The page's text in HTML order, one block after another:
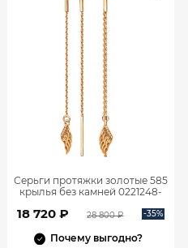
Серьги протяжки золотые 585
крылья без камней 0221248-
18 720 ₽ 28 800 ₽ -35%
Почему выгодно?